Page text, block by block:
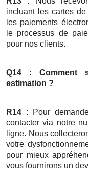
incluant les cartes
les paiements
le processus de
pour nos clients.
Q14 : Comment
estimation ?
R14 : Pour
contacter via notre
ligne. Nous
votre
pour mieux
vous fournirons un